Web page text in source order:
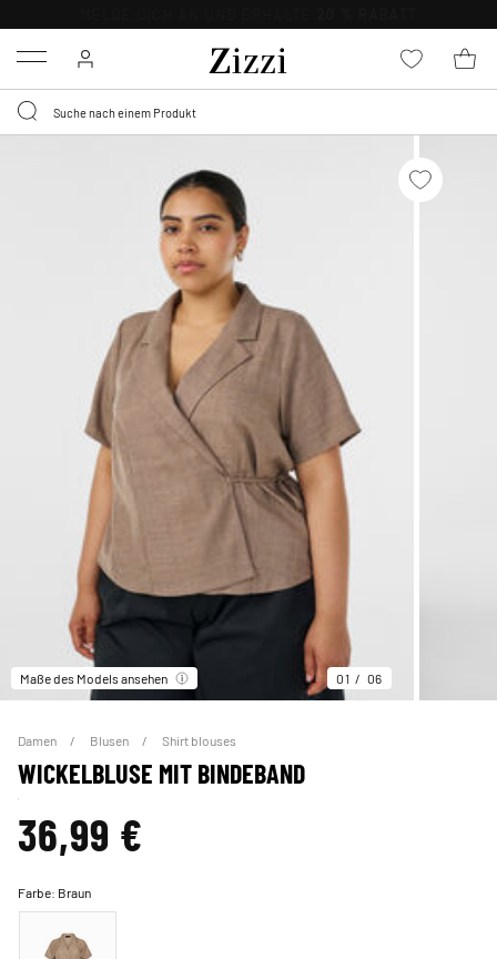
Menu
Maße des Models ansehen 01 06
Damen Blusen Shirt blouses
WICKELBLUSE MIT BINDEBAND
36,99 €
Farbe: Braun